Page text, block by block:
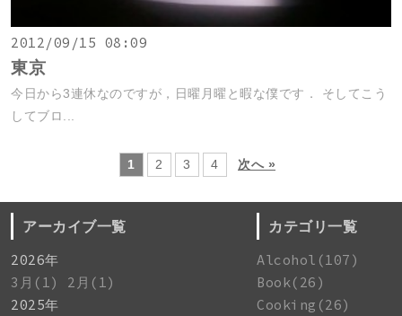
2012/09/15 08:09
東京
今日から3連休なのですが，日曜月曜と暇な僕です． そしてこう
してブロ...
1 2 3 4 次へ »
アーカイブ一覧
2026年
3月(1)
2月(1)
2025年
カテゴリ一覧
Alcohol(107)
Book(26)
Cooking(26)